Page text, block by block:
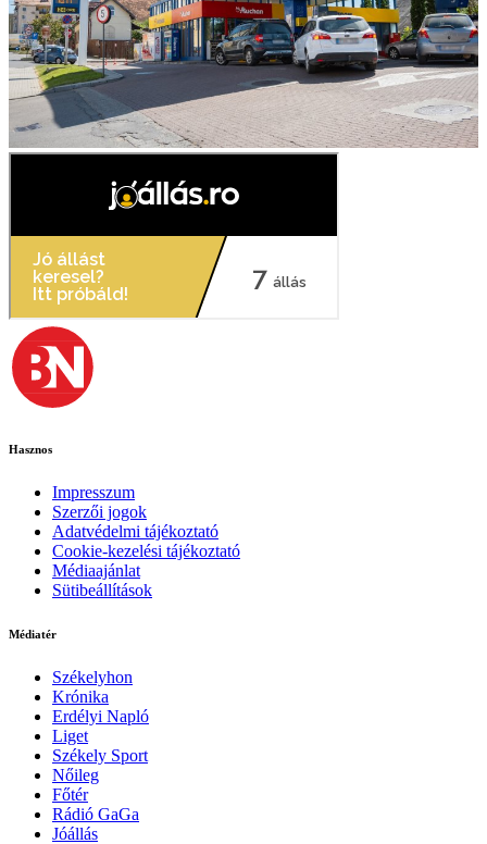
Hasznos
Impresszum
Szerzői jogok
Adatvédelmi tájékoztató
Cookie-kezelési tájékoztató
Médiaajánlat
Sütibeállítások
Médiatér
Székelyhon
Krónika
Erdélyi Napló
Liget
Székely Sport
Nőileg
Főtér
Rádió GaGa
Jóállás